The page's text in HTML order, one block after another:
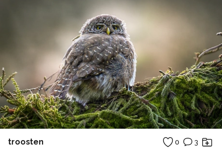
troosten 0 3